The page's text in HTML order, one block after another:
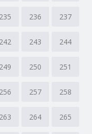
235 236 237
242 243 244
249 250 251
256 257 258
263 264 265